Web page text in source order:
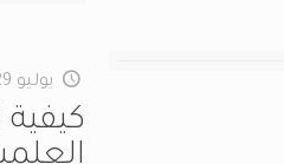
يوليو 29, 2024